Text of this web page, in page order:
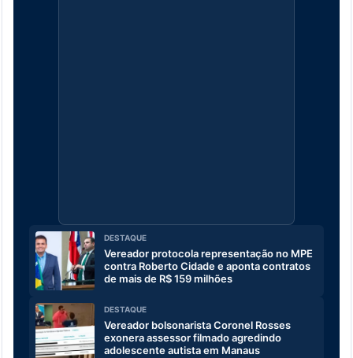
DESTAQUE
Vereador protocola representação no MPE
contra Roberto Cidade e aponta contratos
de mais de R$ 159 milhões
DESTAQUE
Vereador bolsonarista Coronel Rosses
exonera assessor filmado agredindo
adolescente autista em Manaus